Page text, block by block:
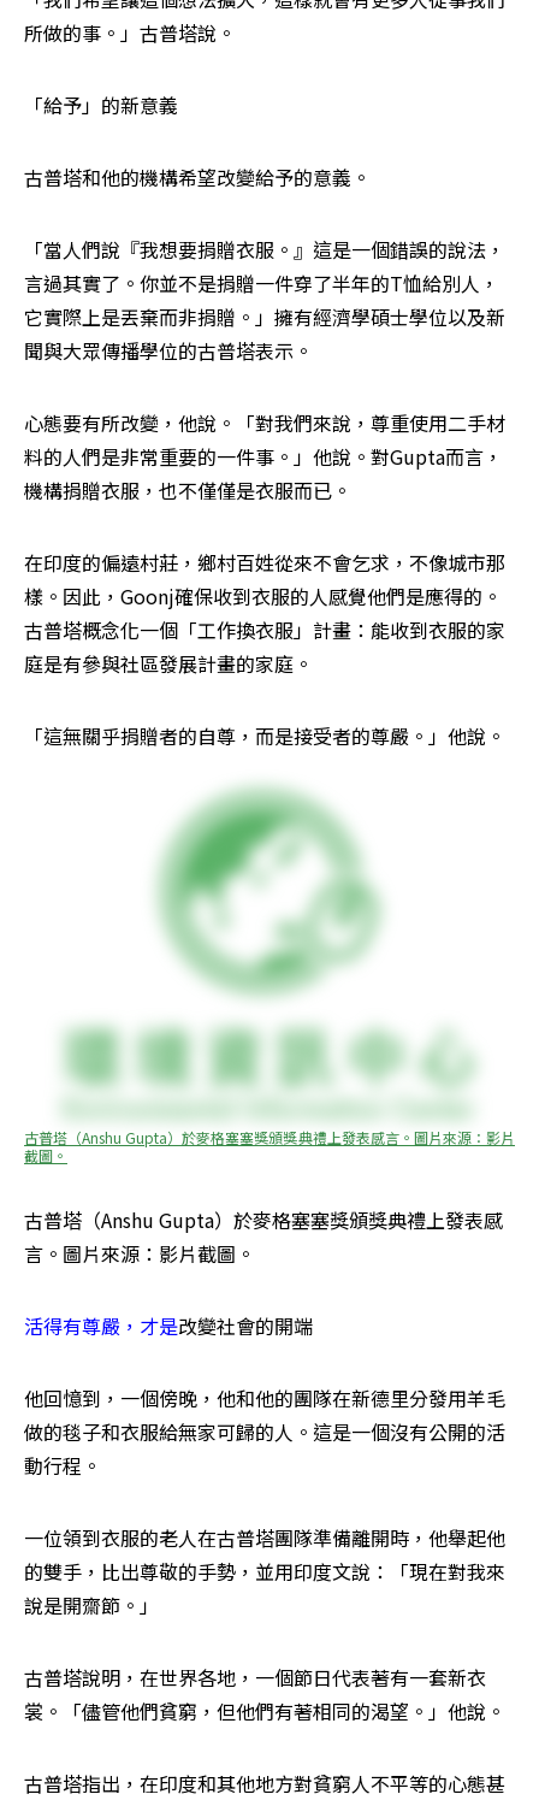
所做的事。」古普塔說。
「給予」的新意義
古普塔和他的機構希望改變給予的意義。
「當人們說『我想要捐贈衣服。』這是一個錯誤的說法，
言過其實了。你並不是捐贈一件穿了半年的T恤給別人，
它實際上是丟棄而非捐贈。」擁有經濟學碩士學位以及新
聞與大眾傳播學位的古普塔表示。
心態要有所改變，他說。「對我們來說，尊重使用二手材
料的人們是非常重要的一件事。」他說。對Gupta而言，
機構捐贈衣服，也不僅僅是衣服而已。
在印度的偏遠村莊，鄉村百姓從來不會乞求，不像城市那
樣。因此，Goonj確保收到衣服的人感覺他們是應得的。
古普塔概念化一個「工作換衣服」計畫：能收到衣服的家
庭是有參與社區發展計畫的家庭。
「這無關乎捐贈者的自尊，而是接受者的尊嚴。」他說。
古普塔（Anshu Gupta）於麥格塞塞獎頒獎典禮上發表感言。圖片來源：影片
截圖。
古普塔（Anshu Gupta）於麥格塞塞獎頒獎典禮上發表感
言。圖片來源：影片截圖。
活得有尊嚴，才是改變社會的開端
他回憶到，一個傍晚，他和他的團隊在新德里分發用羊毛
做的毯子和衣服給無家可歸的人。這是一個沒有公開的活
動行程。
一位領到衣服的老人在古普塔團隊準備離開時，他舉起他
的雙手，比出尊敬的手勢，並用印度文說：「現在對我來
說是開齋節。」
古普塔說明，在世界各地，一個節日代表著有一套新衣
裳。「儘管他們貧窮，但他們有著相同的渴望。」他說。
古普塔指出，在印度和其他地方對貧窮人不平等的心態甚